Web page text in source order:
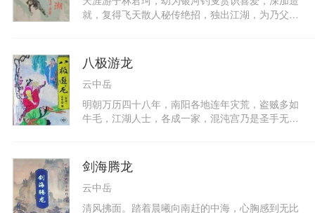
了周王府神秘的“腾龙计划”，击破了梁永春妄想领
袖武林的美梦。小说一是写刀剑无情，二是写儿女
切切，格外令人神往。
宙神龙的超凡武功，“恨海狂龙”梅文俊，手持天残
剑，笑傲江湖，纵横武林，与魔君宇宙神龙为首的
天残剑也从此不再重现江湖……
就，复得飞天散人秘传绝招，独出江湖，为乃父酬
寇、人妖……众多高手诸般明暗击袭，功艺日进，
仍另创新意，自成一家，决心与天下第一高手青城
炼气士一比高低，斩杀仇人恶魔，遂其酬恩报仇之
愿。武斗场页变幻莫测，情节精彩绝伦，而雷沧鬼
洲大战龙蛇鳄龟，更是别开生面，另逞异彩，令人
叫绝。
八极游龙
云中岳
明朝万历四十八年，南阳各地连年灾荒，盗贼多如
牛毛，江湖人士，各成一家，混沌宫乃是圣手无常
沌宫之用。女弟子妙手观音梅含芳，心狠手辣，风
骚放荡，在山东济宁州作案，杀死大善人一家七
口，劫走价值巨万的金珠，被官府追急，无奈逃到
梁山泊白莲教四大金刚之一的张世佩处躲藏。张世
剑海腾龙
云中岳
清风拂面。踏着晨曦向南赶的中海，心胸感到无比